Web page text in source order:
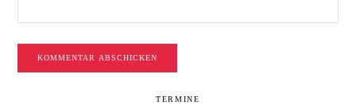
TERMINE